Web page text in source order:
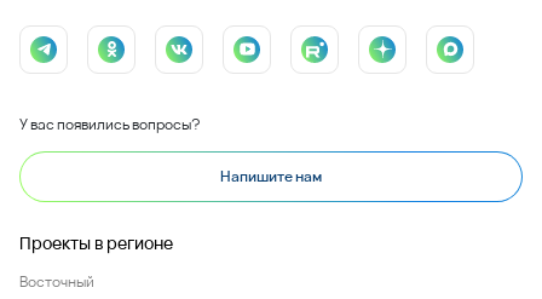
У вас появились вопросы?
Напишите нам
Проекты в регионе
Восточный